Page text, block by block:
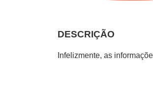
DESCRIÇÃO
Infelizmente, as